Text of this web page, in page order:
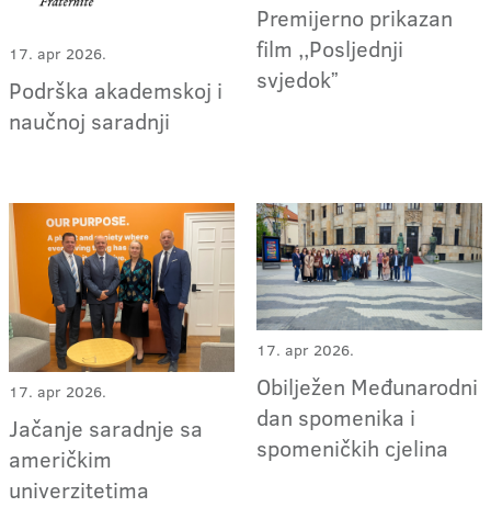
17. apr 2026.
Podrška akademskoj i
naučnoj saradnji
Premijerno prikazan
film ,,Posljednji
svjedokˮ
17. apr 2026.
Jačanje saradnje sa
američkim
univerzitetima
17. apr 2026.
Obilježen Međunarodni
dan spomenika i
spomeničkih cjelina